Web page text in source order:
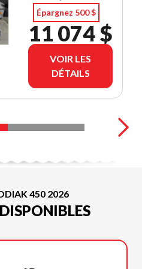
Épargnez 500 $
11 074 $
VOIR LES
DÉTAILS
450 2026